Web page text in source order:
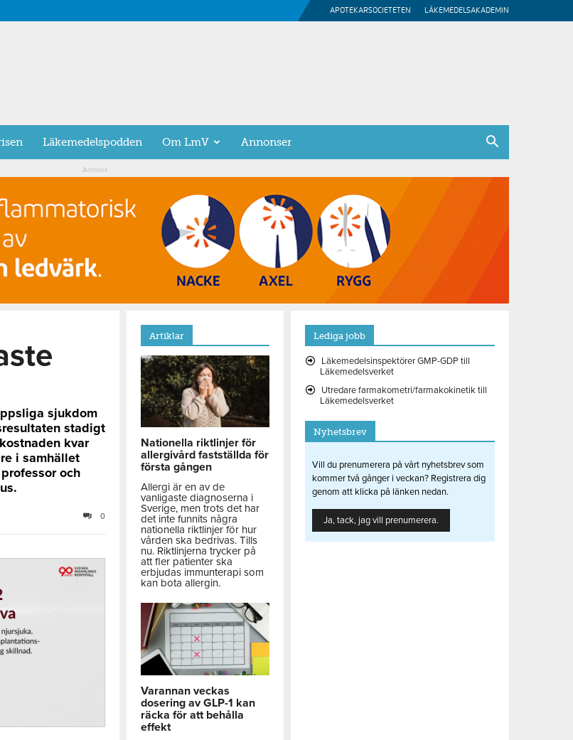
APOTEKARSOCIETETEN LÄKEMEDELSAKADEMIN
Läkemedelspodden Om LmV Annonser
Annons
sjukdom
stadigt
kvar
i samhället
och
0
Artiklar
Nationella riktlinjer för
allergivård fastställda för
första gången
Allergi är en av de
vanligaste diagnoserna i
Sverige, men trots det har
det inte funnits några
nationella riktlinjer för hur
vården ska bedrivas. Tills
nu. Riktlinjerna trycker på
att fler patienter ska
erbjudas immunterapi som
kan bota allergin.
Varannan veckas
dosering av GLP-1 kan
räcka för att behålla
effekt
Lediga jobb
Läkemedelsinspektörer GMP-GDP till
Läkemedelsverket
Utredare farmakometri/farmakokinetik till
Läkemedelsverket
Nyhetsbrev
Vill du prenumerera på vårt nyhetsbrev som
kommer två gånger i veckan? Registrera dig
genom att klicka på länken nedan.
Ja, tack, jag vill prenumerera.